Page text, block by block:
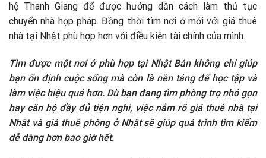
hệ Thanh Giang để được hướng dẫn cách làm thủ tục
chuyển nhà hợp pháp. Đồng thời tìm nơi ở mới với giá thuê
nhà tại Nhật phù hợp hơn với điều kiện tài chính của mình.
Tìm được một nơi ở phù hợp tại Nhật Bản không chỉ giúp
bạn ổn định cuộc sống mà còn là nền tảng để học tập và
làm việc hiệu quả hơn. Dù bạn đang tìm phòng trọ nhỏ gọn
hay căn hộ đầy đủ tiện nghi, việc nắm rõ giá thuê nhà tại
Nhật và giá thuê phòng ở Nhật sẽ giúp quá trình tìm kiếm
dễ dàng hơn bao giờ hết.